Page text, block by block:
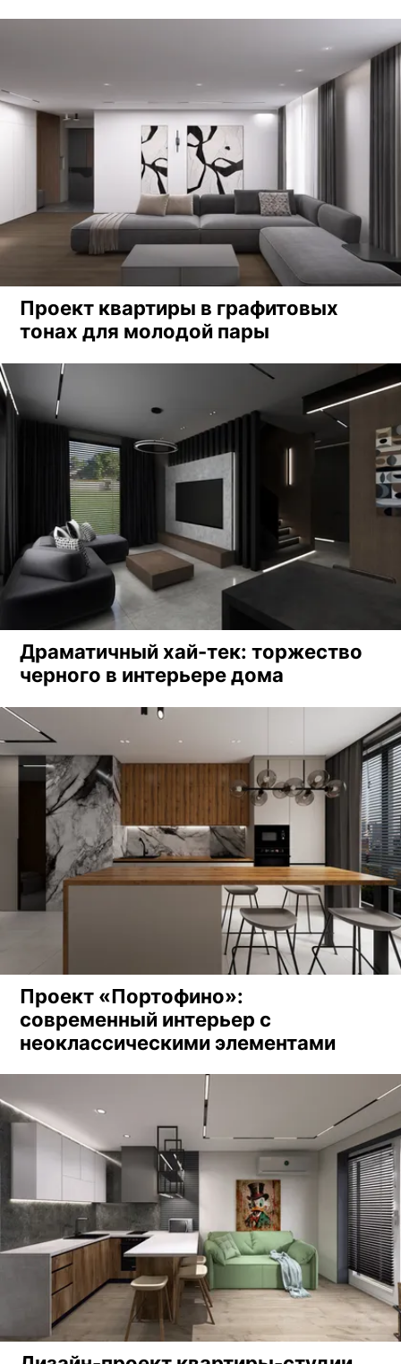
Проект квартиры в графитовых
тонах для молодой пары
Драматичный хай-тек: торжество
черного в интерьере дома
Проект «Портофино»:
современный интерьер с
неоклассическими элементами